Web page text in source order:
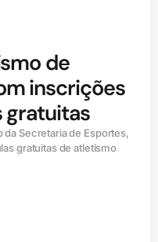
de
inscrições
gratuitas
Secretaria de Esportes,
gratuitas de atletismo